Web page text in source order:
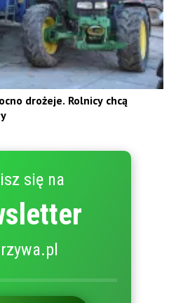
drożeje. Rolnicy chcą
się na